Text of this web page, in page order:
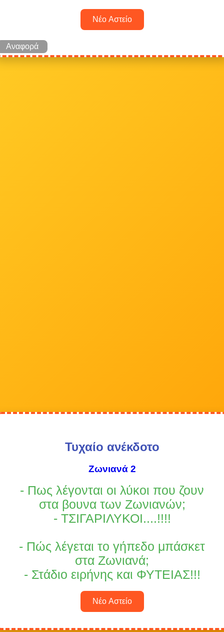
Νέο Αστείο
Αναφορά
Τυχαίο ανέκδοτο
Ζωνιανά 2
- Πως λέγονται οι λύκοι που ζουν
στα βουνα των Ζωνιανών;
- ΤΣΙΓΑΡΙΛΥΚΟΙ....!!!!
- Πώς λέγεται το γήπεδο μπάσκετ
στα Ζωνιανά;
- Στάδιο ειρήνης και ΦΥΤΕΙΑΣ!!!
Νέο Αστείο